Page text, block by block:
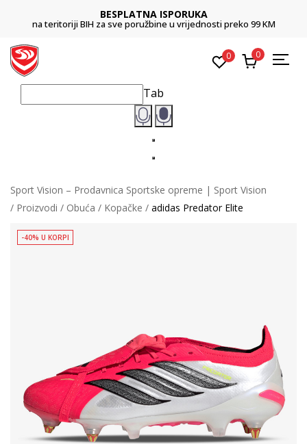
BESPLATNA ISPORUKA
na teritoriji BIH za sve poružbine u vrijednosti preko 99 KM
0 0
Tab
Sport Vision – Prodavnica Sportske opreme | Sport Vision
Proizvodi
Obuća Kopačke adidas Predator Elite
-40% U KORPI